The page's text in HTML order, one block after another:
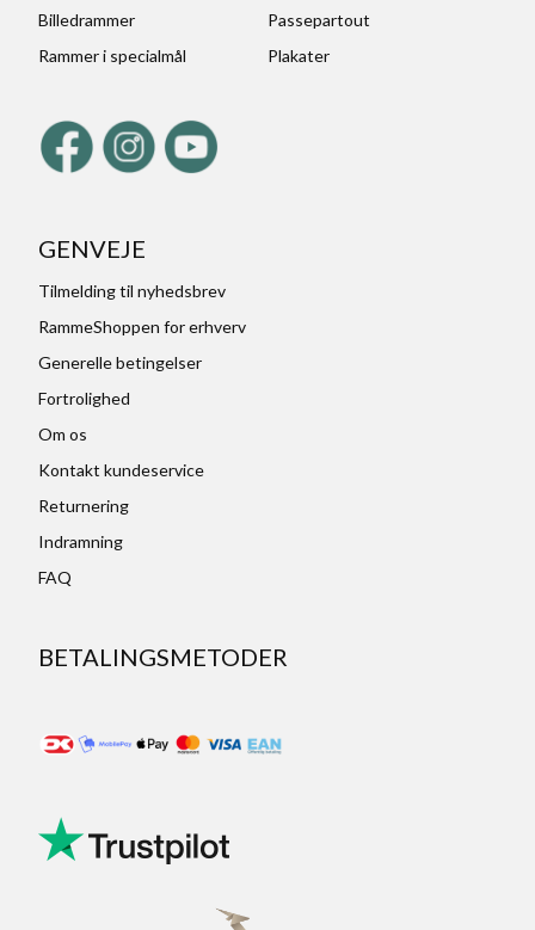
Billedrammer
Passepartout
Rammer i specialmål
Plakater
GENVEJE
Tilmelding til nyhedsbrev
RammeShoppen for erhverv
Generelle betingelser
Fortrolighed
Om os
Kontakt kundeservice
Returnering
Indramning
FAQ
BETALINGSMETODER